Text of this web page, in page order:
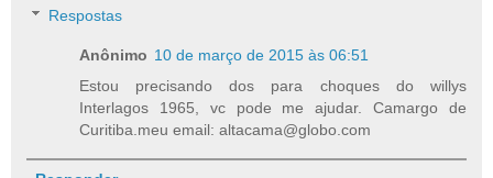
Respostas
Anônimo 10 de março de 2015 às 06:51
Estou precisando dos para choques do willys
Interlagos 1965, vc pode me ajudar. Camargo de
Curitiba.meu email: altacama@globo.com